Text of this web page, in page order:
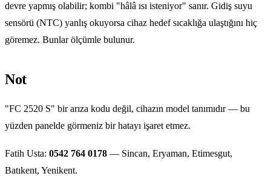
devre yapmış olabilir; kombi "hâlâ ısı isteniyor" sanır. Gidiş suyu
sensörü (NTC) yanlış okuyorsa cihaz hedef sıcaklığa ulaştığını hiç
göremez. Bunlar ölçümle bulunur.
Not
"FC 2520 S" bir arıza kodu değil, cihazın model tanımıdır — bu
yüzden panelde görmeniz bir hatayı işaret etmez.
Fatih Usta: 0542 764 0178 — Sincan, Eryaman, Etimesgut,
Batıkent, Yenikent.